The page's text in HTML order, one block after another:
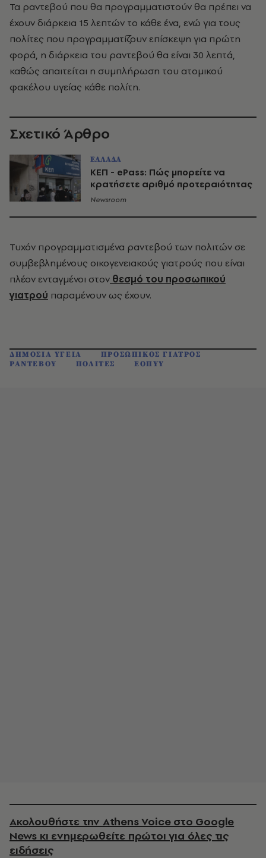
Τα ραντεβού που θα προγραμματιστούν θα πρέπει να
έχουν διάρκεια 15 λεπτών το κάθε ένα, ενώ για τους
πολίτες που προγραμματίζουν επίσκεψη για πρώτη
φορά, η διάρκεια του ραντεβού θα είναι 30 λεπτά,
καθώς απαιτείται η συμπλήρωση του ατομικού
φακέλου υγείας κάθε πολίτη.
Σχετικό Άρθρο
ΕΛΛΑΔΑ
ΚΕΠ - ePass: Πώς μπορείτε να
κρατήσετε αριθμό προτεραιότητας
Newsroom
Τυχόν προγραμματισμένα ραντεβού των πολιτών σε
συμβεβλημένους οικογενειακούς γιατρούς που είναι
πλέον ενταγμένοι στον θεσμό του προσωπικού
γιατρού παραμένουν ως έχουν.
ΔΗΜΟΣΙΑ ΥΓΕΙΑ
ΠΡΟΣΩΠΙΚΟΣ ΓΙΑΤΡΟΣ
ΡΑΝΤΕΒΟΥ
ΠΟΛΙΤΕΣ ΕΟΠΥΥ
Ακολουθήστε την Athens Voice στο Google
News κι ενημερωθείτε πρώτοι για όλες τις
ειδήσεις